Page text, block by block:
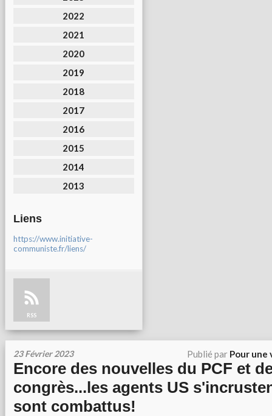
2022
2021
2020
2019
2018
2017
2016
2015
2014
2013
Liens
https://www.initiative-
communiste.fr/liens/
RSS
23 Février 2023 Publié par Pour une
Encore des nouvelles du PCF et
congrès...les agents US
sont combattus!